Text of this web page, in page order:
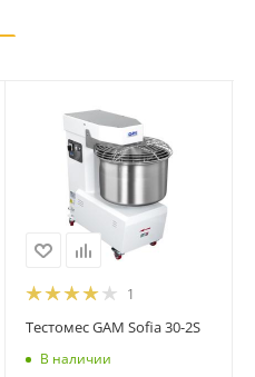
1
Тестомес GAM Sofia 30-2S
В наличии